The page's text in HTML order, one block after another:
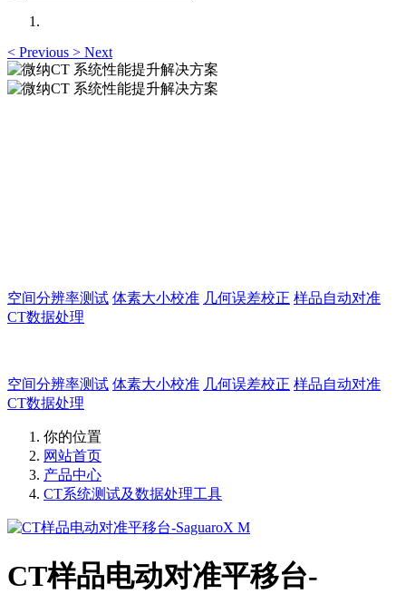
< Previous > Next
空间分辨率测试 体素大小校准 几何误差校正 样品自动对准
CT数据处理
空间分辨率测试 体素大小校准 几何误差校正 样品自动对准
CT数据处理
你的位置
网站首页
产品中心
CT系统测试及数据处理工具
CT样品电动对准平移台-